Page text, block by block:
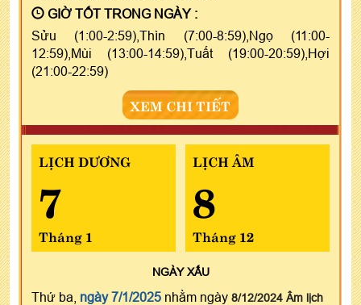
GIỜ TỐT TRONG NGÀY :
Sửu (1:00-2:59),Thìn (7:00-8:59),Ngọ (11:00-
12:59),Mùi (13:00-14:59),Tuất (19:00-20:59),Hợi
(21:00-22:59)
XEM CHI TIẾT
LỊCH DƯƠNG
7
Tháng 1
LỊCH ÂM
8
Tháng 12
NGÀYXẤU
Thứ ba, ngày 7/1/2025 nhằm ngày 8/12/2024 Âm lịch